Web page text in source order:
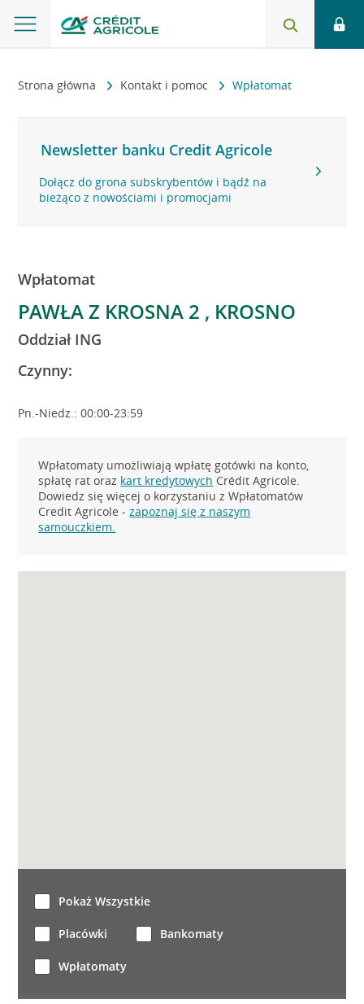
Strona główna Kontakt i pomoc Wpłatomat
Newsletter banku Credit Agricole
Dołącz do grona subskrybentów i bądź na
bieżąco z nowościami i promocjami
Wpłatomat
PAWŁA Z KROSNA 2 , KROSNO
Oddział ING
Czynny:
Pn.-Niedz.: 00:00-23:59
Wpłatomaty umożliwiają wpłatę gotówki na konto,
spłatę rat oraz kart kredytowych Crédit Agricole.
Dowiedz się więcej o korzystaniu z Wpłatomatów
Credit Agricole -zapoznaj się z naszym
samouczkiem.
Pokaż Wszystkie
Placówki Bankomaty
Wpłatomaty